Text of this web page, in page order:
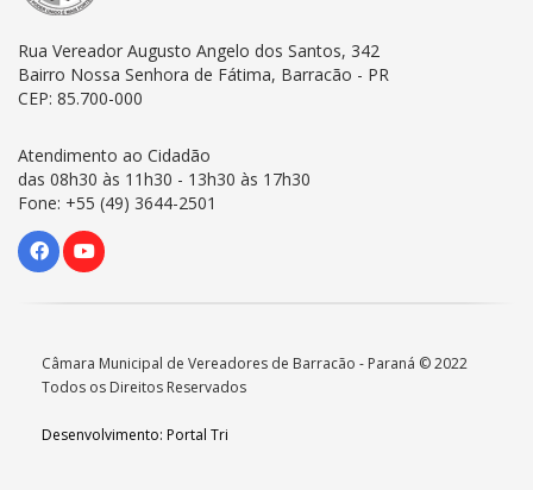
Rua Vereador Augusto Angelo dos Santos, 342
Bairro Nossa Senhora de Fátima, Barracão - PR
CEP: 85.700-000
Atendimento ao Cidadão
das 08h30 às 11h30 - 13h30 às 17h30
Fone: +55 (49) 3644-2501
Câmara Municipal de Vereadores de Barracão - Paraná © 2022
Todos os Direitos Reservados
Desenvolvimento: Portal Tri